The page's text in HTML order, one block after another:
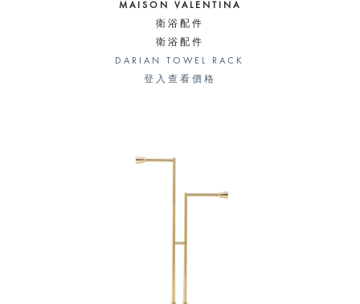
MAISON VALENTINA
衛浴配件
衛浴配件
DARIAN TOWEL RACK
登入查看價格